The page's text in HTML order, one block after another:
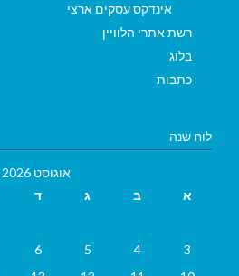
אינדקס עסקים ארצי
רשת אתרי הלוויין
בלוג
כתבות
לוח שנה
אוגוסט 2026
א
ב ג ד
3
4
5
6